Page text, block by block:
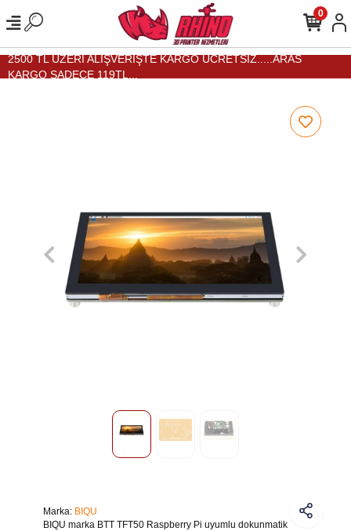
2500 TL ÜZERİ ALIŞVERİŞTE KARGO ÜCRETSİZ.....ARAS
KARGO SADECE 119TL...
0
Marka: BIQU
BIQU marka BTT TFT50 Raspberry Pi uyumlu dokunmatik